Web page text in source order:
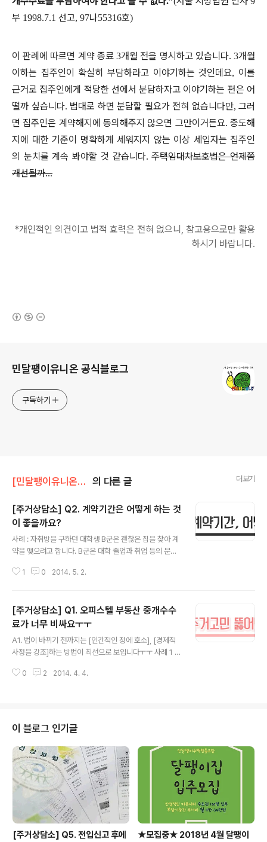
부 1998.7.1 선고, 97나55316호)
이 판례에 따르면 계약 종료3개월 전을 명시하고 있습니다. 3개월
이하는 집주인이 확실히 부담하라고 이야기하는 것인데요, 이를
근거로 집주인에게 적당한 선에서 분담하자고 이야기하는 편은 어
떨까 싶습니다. 법대로 하면 분담할 필요가 전혀 없습니다만, 그러
면 집주인은 계약해지에 동의해주지 않으면 그만이거든요.중도해
지에 대한 기준이 명확하게 세워지지 않는 이상 세입자는 집주인
의 눈치를 계속 봐야할 것 같습니다.주택임대차보호법은 언제쯤
개선될까...
*개인적인 의견이고 법적 효력은 전혀 없으니, 참고용으로만 활용
하시기 바랍니다.
민달팽이유니온 공식블로그
구독하기
[민달팽이유니온]/* 주거상담소 의 다른 글 더보기
[주거상담소] Q2. 계약기간은 어떻게 하는 것
이 좋을까요?
사례 : 자취방을 구하던 대학생 B군은 괜찮은 집을 찾아 계
약을 맺으려고 합니다. B군은 대학 졸업과 취업 등의 문제
습니다. 그런데 집주인과 이야기해보니 집주인은 2년 계약
어떻게 하면 좋을까요? 주택임대차보호법 제4조(임대차기
간 등) ① 기간을 정하지 아니하거나 2년 미만으로 정한 임
대차는 그 기간을 2년으로 본다. 다만, 임차인은 2년 미만
으로 정한 기간이 유효함을 주장할 수 있다.② 임대차기간
이 끝난 경우에도 임차인이 보증금을 반환받을 때까지는
임대차관계가 존속되는 것으로 본다. A2. 주택임대차보호
1 0 2014. 5. 2.
[주거상담소] Q1. 오피스텔 부동산 중개수수
료가 너무 비싸요ㅜㅜ
A1. 법이 바뀌기 전까지는 [인간적인 정에 호소], [경제적
사정을 강조]하는 방법이 최선으로 보입니다ㅜㅜ 사례 1 :
학원에 진학하게 되면서 "이제 더 이상은 안되겠어! 그래도
의 이야기를 듣고 중개수수료로 20만원 정도를 생각하고
있었습니다. 그런데 공인중개사는 오피스텔 중개수수료는
일반 중개수수료에 비해 훨씬 비싸다며 20만원의 두 배인
40만원을 중개수수료로 요구했습니다. 어떻게 해야하나
요? 그래도 되는 건가요? 답변 : 중개수수료 산정 시, 부동
산은 [주택]과 [주..
0 2 2014. 4. 4.
이 블로그 인기글
[주거상담소] Q5. 전입신고 후에
★모집중★ 2018년 4월 달팽이